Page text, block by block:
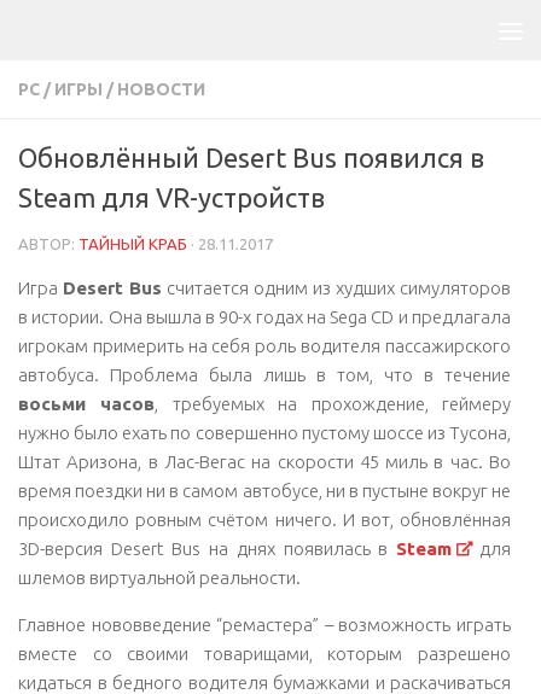
PC / ИГРЫ / НОВОСТИ
Обновлённый Desert Bus появился в
Steam для VR-устройств
АВТОР: ТАЙНЫЙ КРАБ · 28.11.2017
Игра Desert Bus считается одним из худших симуляторов
в истории. Она вышла в 90-х годах на Sega CD и предлагала
игрокам примерить на себя роль водителя пассажирского
автобуса. Проблема была лишь в том, что в течение
восьми часов , требуемых на прохождение, геймеру
нужно было ехать по совершенно пустому шоссе из Тусона,
Штат Аризона, в Лас-Вегас на скорости 45 миль в час. Во
время поездки ни в самом автобусе, ни в пустыне вокруг не
происходило ровным счётом ничего. И вот, обновлённая
3D-версия Desert Bus на днях появилась в Steam
для
шлемов виртуальной реальности.
Главное нововведение “ремастера” – возможность играть
вместе со своими товарищами, которым разрешено
кидаться в бедного водителя бумажками и раскачиваться